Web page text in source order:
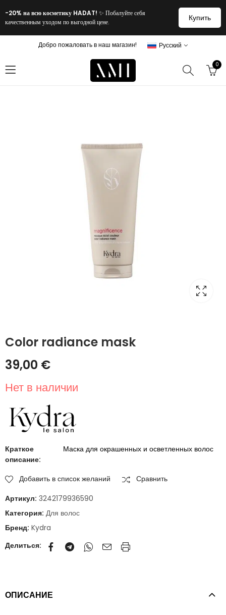
-20% на всю косметику HADAT! ✨ Побалуйте себя
качественным уходом по выгодной цене.
Купить
Добро пожаловать в наш магазин! Русский
0
Color radiance mask
39,00 €
Нет в наличии
Краткое
описание:
Маска для окрашенных и осветленных волос
Добавить в список желаний
Сравнить
Артикул: 3242179936590
Категория: Для волос
Бренд: Kydra
Делиться:
ОПИСАНИЕ